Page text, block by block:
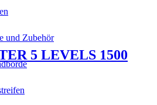
und Zubehör
5 LEVELS 1500